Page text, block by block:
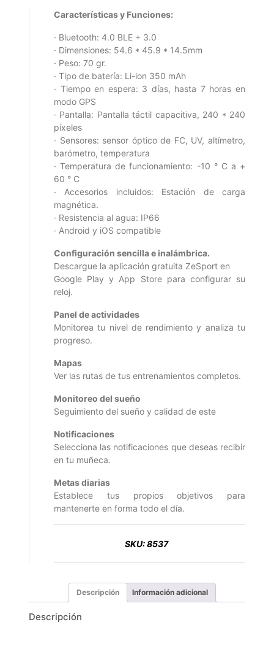
Características y Funciones:
· Bluetooth: 4.0 BLE + 3.0
· Dimensiones: 54.6 * 45.9 * 14.5mm
· Peso: 70 gr.
· Tipo de batería: Li-ion 350 mAh
· Tiempo en espera: 3 días, hasta 7 horas en
modo GPS
· Pantalla: Pantalla táctil capacitiva, 240 * 240
píxeles
· Sensores: sensor óptico de FC, UV, altímetro,
barómetro, temperatura
· Temperatura de funcionamiento: -10 ° C a +
60 ° C
· Accesorios incluidos: Estación de carga
magnética.
· Resistencia al agua: IP66
· Android y iOS compatible
Configuración sencilla e inalámbrica.
Descargue la aplicación gratuita ZeSport en
Google Play y App Store para configurar su
reloj.
Panel de actividades
Monitorea tu nivel de rendimiento y analiza tu
progreso.
Mapas
Ver las rutas de tus entrenamientos completos.
Monitoreo del sueño
Seguimiento del sueño y calidad de este
Notificaciones
Selecciona las notificaciones que deseas recibir
en tu muñeca.
Metas diarias
Establece tus propios objetivos para
mantenerte en forma todo el día.
SKU:8537
Descripción Información adicional
Descripción